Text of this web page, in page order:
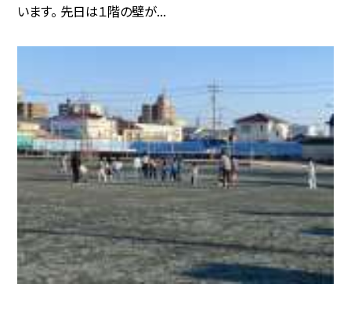
います。 先日は１階の壁が...